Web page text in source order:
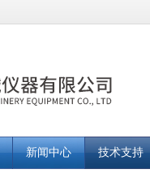
新闻中心 技术支持